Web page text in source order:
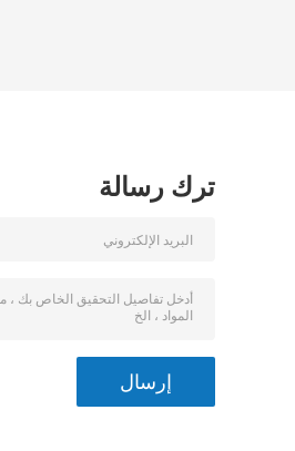
ترك رسالة